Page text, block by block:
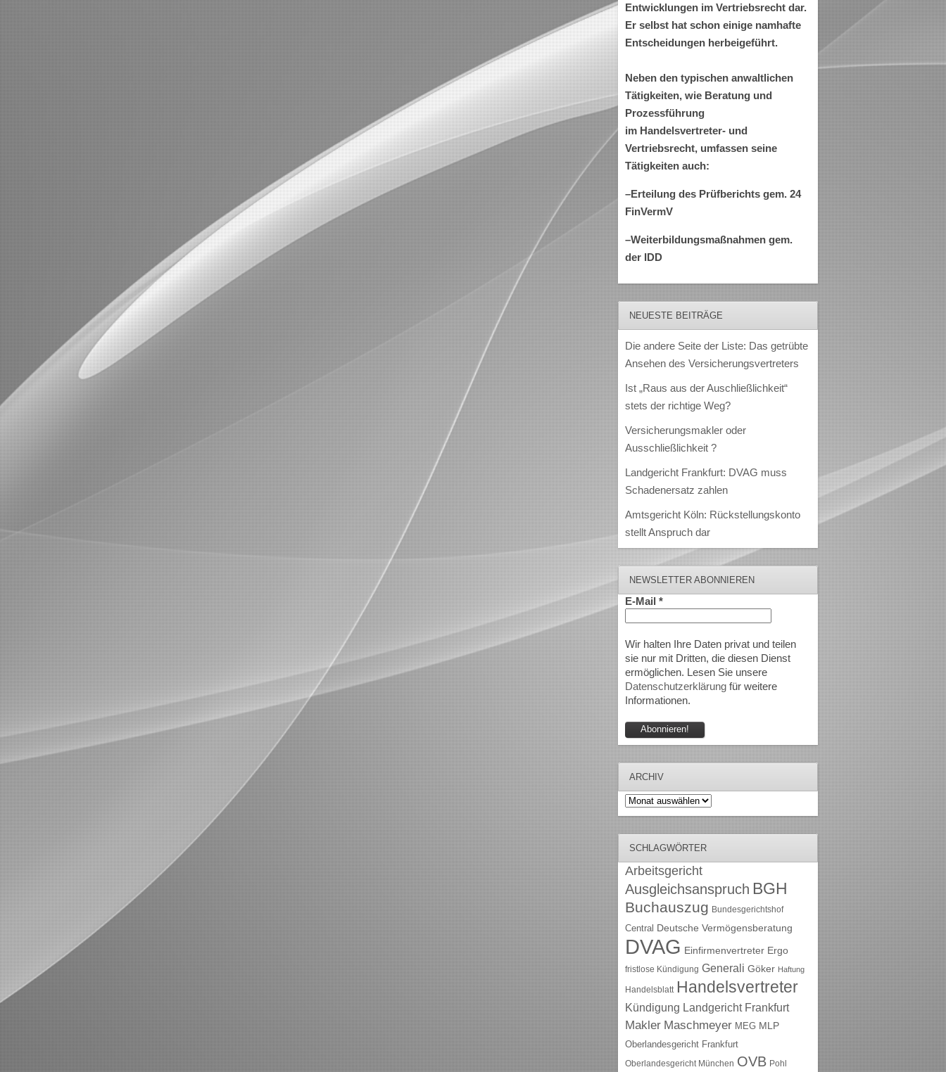
Entwicklungen im Vertriebsrecht dar.
Er selbst hat schon einige namhafte
Entscheidungen herbeigeführt.
Neben den typischen anwaltlichen
Tätigkeiten, wie Beratung und
Prozessführung
im Handelsvertreter- und
Vertriebsrecht, umfassen seine
Tätigkeiten auch:
–Erteilung des Prüfberichts gem. 24
FinVermV
–Weiterbildungsmaßnahmen gem.
der IDD
NEUESTE BEITRÄGE
Die andere Seite der Liste: Das getrübte
Ansehen des Versicherungsvertreters
Ist „Raus aus der Auschließlichkeit“
stets der richtige Weg?
Versicherungsmakler oder
Ausschließlichkeit ?
Landgericht Frankfurt: DVAG muss
Schadenersatz zahlen
Amtsgericht Köln: Rückstellungskonto
stellt Anspruch dar
NEWSLETTER ABONNIEREN
E-Mail *
Wir halten Ihre Daten privat und teilen
sie nur mit Dritten, die diesen Dienst
ermöglichen. Lesen Sie unsere
Datenschutzerklärungfür weitere
Informationen.
ARCHIV
Archiv
SCHLAGWÖRTER
Arbeitsgericht
Ausgleichsanspruch BGH
Buchauszug Bundesgerichtshof
Central Deutsche Vermögensberatung
DVAG Einfirmenvertreter Ergo
fristlose Kündigung Generali Göker Haftung
Handelsblatt Handelsvertreter
Kündigung Landgericht Frankfurt
Makler Maschmeyer MEG MLP
Oberlandesgericht Frankfurt
Oberlandesgericht München OVB Pohl